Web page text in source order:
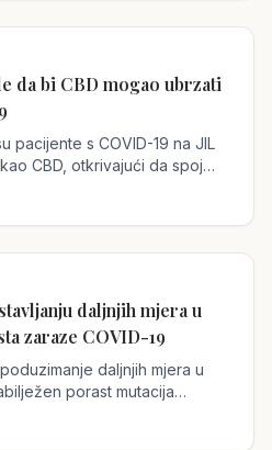
da bi CBD mogao ubrzati
pacijente s COVID-19 na JIL
CBD, otkrivajući da spoj
daljnjih mjera u
zaraze COVID-19
daljnjih mjera u
porast mutacija